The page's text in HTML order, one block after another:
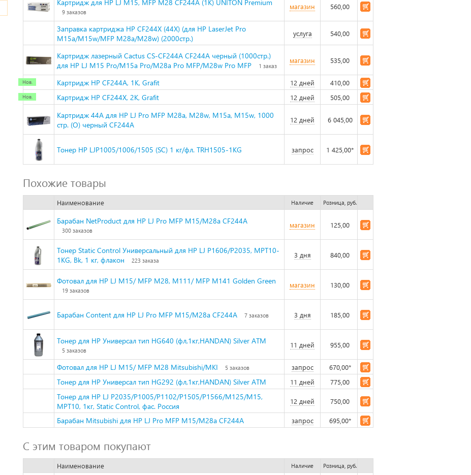
Картридж для HP LJ M15, MFP M28 CF244A (1K) UNITON Premium
9 заказов
магазин 560,00
Заправка картриджа HP CF244X (44X) (для HP LaserJet Pro
M15a/M15w/MFP M28a/M28w) (2000стр.)
услуга 540,00
Картридж лазерный Cactus CS-CF244A CF244A черный (1000стр.)
для HP LJ M15 Pro/M15a Pro/M28a Pro MFP/M28w Pro MFP
1 заказ
магазин 535,00
Картридж HP CF244A, 1K, Grafit 12 дней 410,00
Картридж HP CF244X, 2K, Grafit 12 дней 505,00
Картридж 44A для HP LJ Pro MFP M28a, M28w, M15a, M15w, 1000
стр. (О) черный CF244A
12 дней 6 045,00
Тонер HP LJP1005/1006/1505 (SC) 1 кг/фл. TRH1505-1KG запрос 1 425,00*
Похожие товары
Наименование Наличие Розница, руб.
Барабан NetProduct для HP LJ Pro MFP M15/M28a CF244A
300 заказов
магазин 125,00
Тонер Static Control Универсальный для HP LJ Р1606/Р2035, MPT10-
1KG, Bk, 1 кг, флакон
223 заказа
3 дня 840,00
Фотовал для HP LJ M15/ MFP M28, M111/ MFP M141 Golden Green
19 заказов
магазин 130,00
Барабан Content для HP LJ Pro MFP M15/M28a CF244A 7 заказов 3 дня 185,00
Тонер для HP Универсал тип HG640 (фл,1кг,HANDAN) Silver ATM
5 заказов
11 дней 955,00
Фотовал для HP LJ M15/ MFP M28 Mitsubishi/MKI 5 заказов запрос 670,00*
Тонер для HP Универсал тип HG292 (фл,1кг,HANDAN) Silver ATM 11 дней 775,00
Тонер для HP LJ P2035/P1005/P1102/P1505/P1566/M125/M15,
MPT10, 1кг, Static Control, фас. Россия
12 дней 750,00
Барабан Mitsubishi для HP LJ Pro MFP M15/M28a CF244A запрос 695,00*
С этим товаром покупают
Наименование Наличие Розница, руб.